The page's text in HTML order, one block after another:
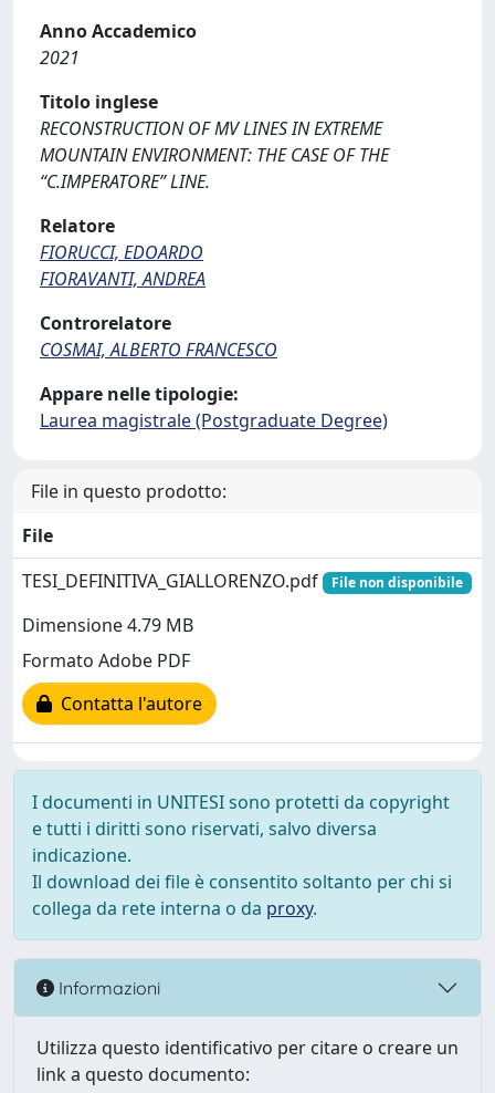
Anno Accademico
2021
Titolo inglese
RECONSTRUCTION OF MV LINES IN EXTREME
MOUNTAIN ENVIRONMENT: THE CASE OF THE
“C.IMPERATORE” LINE.
Relatore
FIORUCCI, EDOARDO
FIORAVANTI, ANDREA
Controrelatore
COSMAI, ALBERTO FRANCESCO
Appare nelle tipologie:
Laurea magistrale (Postgraduate Degree)
File in questo prodotto:
File
TESI_DEFINITIVA_GIALLORENZO.pdf
File non disponibile
Dimensione 4.79 MB
Formato Adobe PDF
Contatta l'autore
I documenti in UNITESI sono protetti da copyright
e tutti i diritti sono riservati, salvo diversa
indicazione.
Il download dei file è consentito soltanto per chi si
collega da rete interna o da proxy.
Informazioni
Utilizza questo identificativo per citare o creare un
link a questo documento: